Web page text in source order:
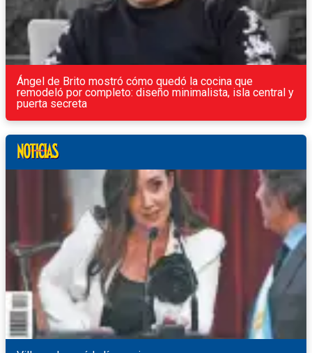
Ángel de Brito mostró cómo quedó la cocina que
remodeló por completo: diseño minimalista, isla central y
puerta secreta